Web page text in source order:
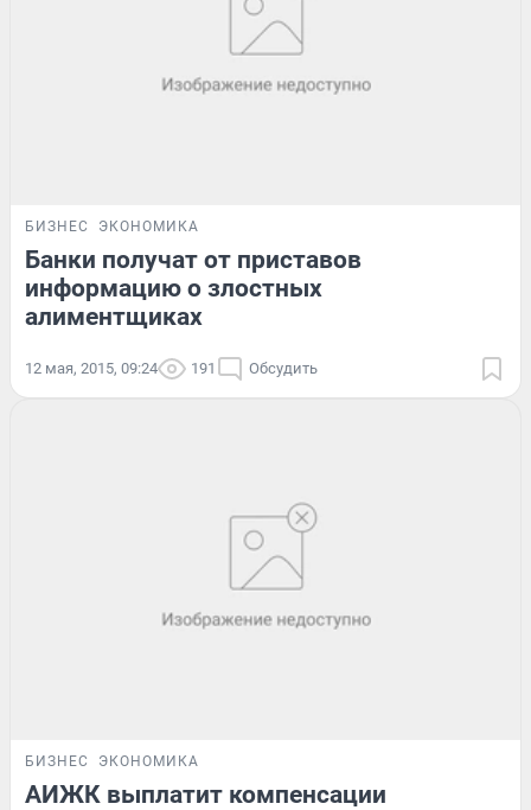
БИЗНЕС ЭКОНОМИКА
Банки получат от приставов
информацию о злостных
алиментщиках
12 мая, 2015, 09:24 191 Обсудить
БИЗНЕС ЭКОНОМИКА
АИЖК выплатит компенсации